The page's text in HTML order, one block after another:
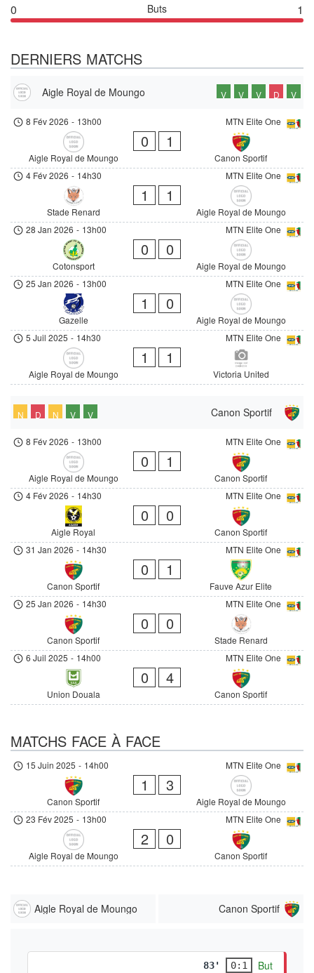
0 Buts 1
DERNIERS MATCHS
Aigle Royal de Moungo V V V D V
MTN Elite One
8 Fév 2026 - 13h00
Aigle Royal de Moungo
0 1
Canon Sportif
MTN Elite One
4 Fév 2026 - 14h30
Stade Renard
1 1
Aigle Royal de Moungo
MTN Elite One
28 Jan 2026 - 13h00
Cotonsport
0 0
Aigle Royal de Moungo
MTN Elite One
25 Jan 2026 - 13h00
Gazelle
1 0
Aigle Royal de Moungo
MTN Elite One
5 Juil 2025 - 14h30
Aigle Royal de Moungo
1 1
Victoria United
Canon Sportif
N D N V V
MTN Elite One
8 Fév 2026 - 13h00
Aigle Royal de Moungo
0 1
Canon Sportif
MTN Elite One
4 Fév 2026 - 14h30
Aigle Royal
0 0
Canon Sportif
MTN Elite One
31 Jan 2026 - 14h30
Canon Sportif
0 1
Fauve Azur Elite
MTN Elite One
25 Jan 2026 - 14h30
Canon Sportif
0 0
Stade Renard
MTN Elite One
6 Juil 2025 - 14h00
Union Douala
0 4
Canon Sportif
MATCHS FACE À FACE
MTN Elite One
15 Juin 2025 - 14h00
Canon Sportif
1 3
Aigle Royal de Moungo
MTN Elite One
23 Fév 2025 - 13h00
Aigle Royal de Moungo
2 0
Canon Sportif
Aigle Royal de Moungo Canon Sportif
83' 0:1 But